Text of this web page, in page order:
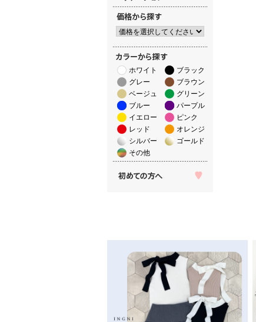
ホワイト
ブラック
グレー
ブラウン
ベージュ
グリーン
ブルー
パープル
イエロー
ピンク
レッド
オレンジ
シルバー
ゴールド
その他